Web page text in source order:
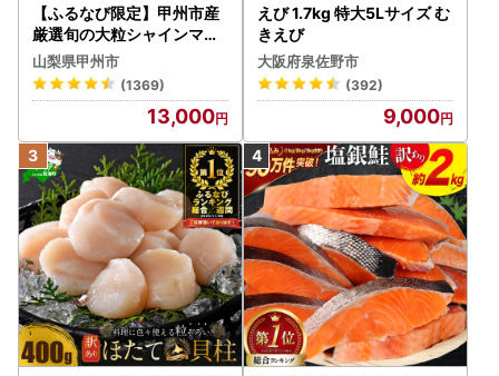
【ふるなび限定】甲州市産
厳選旬の大粒シャインマス
カット 約1.3kg 2～3房【2
026年発送】（MG）B12-
472 FN-Limited-VO シャ
インマスカット フルーツ
山梨県甲州市
(1369)
13,000
えび 1.7kg 特大5Lサイズ む
きえび
大阪府泉佐野市
(392)
9,000